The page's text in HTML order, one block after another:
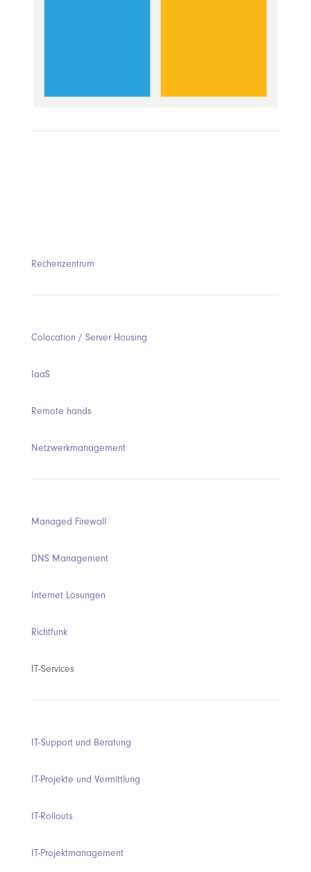
Rechenzentrum
Colocation / Server Housing
IaaS
Remote hands
Netzwerkmanagement
Managed Firewall
DNS Management
Internet Lösungen
Richtfunk
IT-Services
IT-Support und Beratung
IT-Projekte und Vermittlung
IT-Rollouts
IT-Projektmanagement